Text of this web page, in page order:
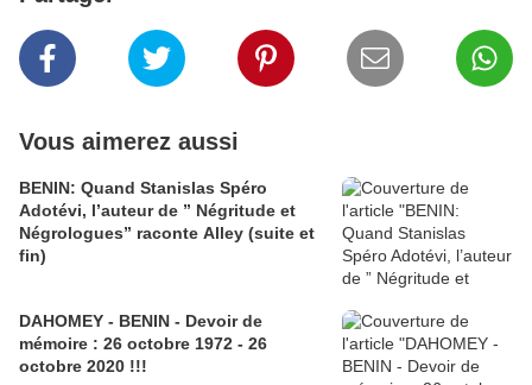
Vous aimerez aussi
BENIN: Quand Stanislas Spéro
Adotévi, l’auteur de ” Négritude et
Négrologues” raconte Alley (suite et
fin)
DAHOMEY - BENIN - Devoir de
mémoire : 26 octobre 1972 - 26
octobre 2020 !!!